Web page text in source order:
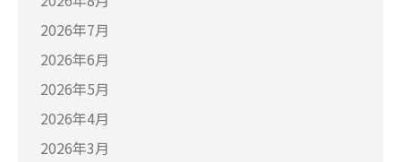
2026年7月
2026年6月
2026年5月
2026年4月
2026年3月